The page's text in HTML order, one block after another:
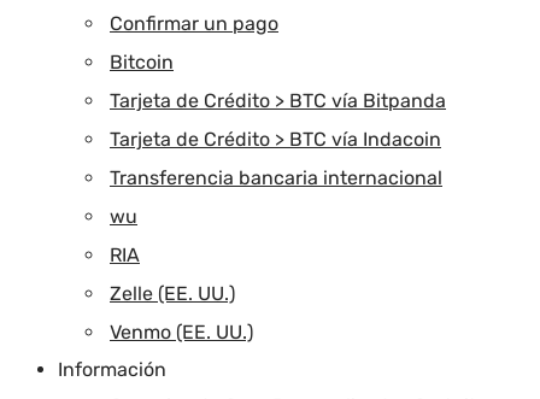
Confirmar un pago
Bitcoin
Tarjeta de Crédito > BTC vía Bitpanda
Tarjeta de Crédito > BTC vía Indacoin
Transferencia bancaria internacional
wu
RIA
Zelle (EE. UU.)
Venmo (EE. UU.)
Información